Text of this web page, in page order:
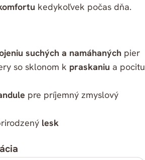
kedykoľvek počas dňa.
suchých a namáhaných pier
so sklonom k praskaniu a pocitu
pre príjemný zmyslový
lesk